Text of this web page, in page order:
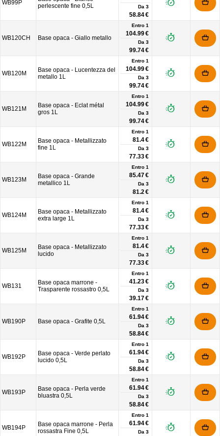
WB99P
perlescente fine 0,5L
Da 3
58.84 €
WB120CH Base opaca - Giallo metallo
Entro 1
104.99 €
Da 3
99.74 €
WB120M
Base opaca - Lucentezza del
metallo 1L
Entro 1
104.99 €
Da 3
99.74 €
WB121M
Base opaca - Eclat métal
gros 1L
Entro 1
104.99 €
Da 3
99.74 €
WB122M
Base opaca - Metallizzato
fine 1L
Entro 1
81.4 €
Da 3
77.33 €
WB123M
Base opaca - Grande
metallico 1L
Entro 1
85.47 €
Da 3
81.2 €
WB124M
Base opaca - Metallizzato
extra large 1L
Entro 1
81.4 €
Da 3
77.33 €
WB125M
Base opaca - Metallizzato
lucido
Entro 1
81.4 €
Da 3
77.33 €
WB131
Base opaca marrone -
Trasparente rossastro 0,5L
Entro 1
41.23 €
Da 3
39.17 €
WB190P Base opaca - Grafite 0,5L
Entro 1
61.94 €
Da 3
58.84 €
WB192P
Base opaca - Verde perlato
lucido 0,5L
Entro 1
61.94 €
Da 3
58.84 €
WB193P
Base opaca - Perla verde
bluastra 0,5L
Entro 1
61.94 €
Da 3
58.84 €
WB194P
Base opaca marrone - Perla
rossastra Fine 0,5L
Entro 1
61.94 €
Da 3